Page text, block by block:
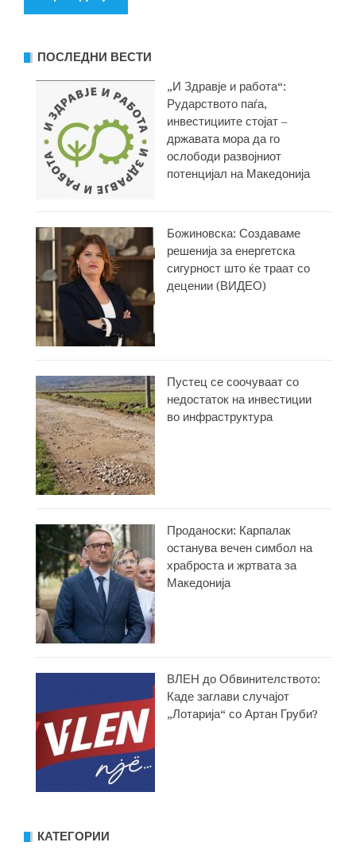
ПОСЛЕДНИ ВЕСТИ
„И Здравје и работа“:
Рударството паѓа,
инвестициите стојат –
државата мора да го
ослободи развојниот
потенцијал на Македонија
Божиновска: Создаваме
решенија за енергетска
сигурност што ќе траат со
децении (ВИДЕО)
Пустец се соочуваат со
недостаток на инвестиции
во инфраструктура
Проданоски: Карпалак
останува вечен симбол на
храброста и жртвата за
Македонија
ВЛЕН до Обвинителството:
Каде заглави случајот
„Лотарија“ со Артан Груби?
КАТЕГОРИИ